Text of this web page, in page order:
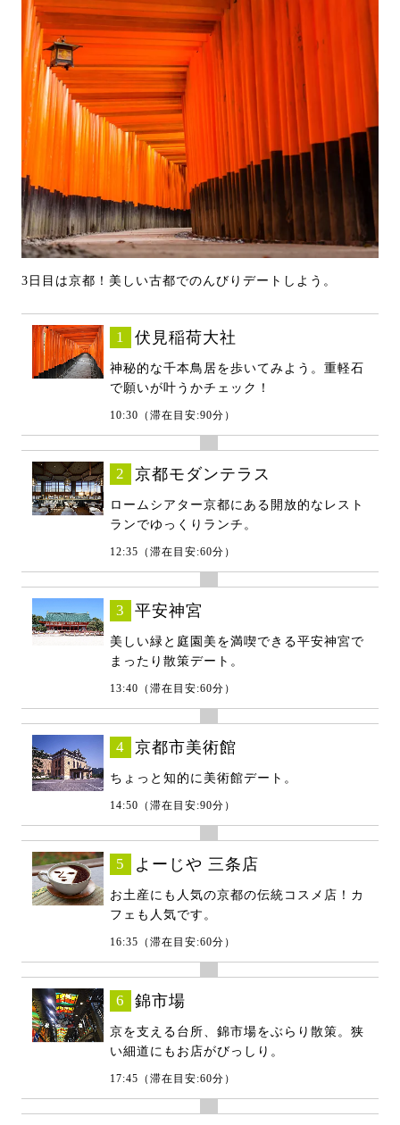
3日目は京都！美しい古都でのんびりデートしよう。
1 伏見稲荷大社
神秘的な千本鳥居を歩いてみよう。重軽石
で願いが叶うかチェック！
10:30（滞在目安:90分）
2 京都モダンテラス
ロームシアター京都にある開放的なレスト
ランでゆっくりランチ。
12:35（滞在目安:60分）
3 平安神宮
美しい緑と庭園美を満喫できる平安神宮で
まったり散策デート。
13:40（滞在目安:60分）
4 京都市美術館
ちょっと知的に美術館デート。
14:50（滞在目安:90分）
5 よーじや 三条店
お土産にも人気の京都の伝統コスメ店！カ
フェも人気です。
16:35（滞在目安:60分）
6 錦市場
京を支える台所、錦市場をぶらり散策。狭
い細道にもお店がびっしり。
17:45（滞在目安:60分）